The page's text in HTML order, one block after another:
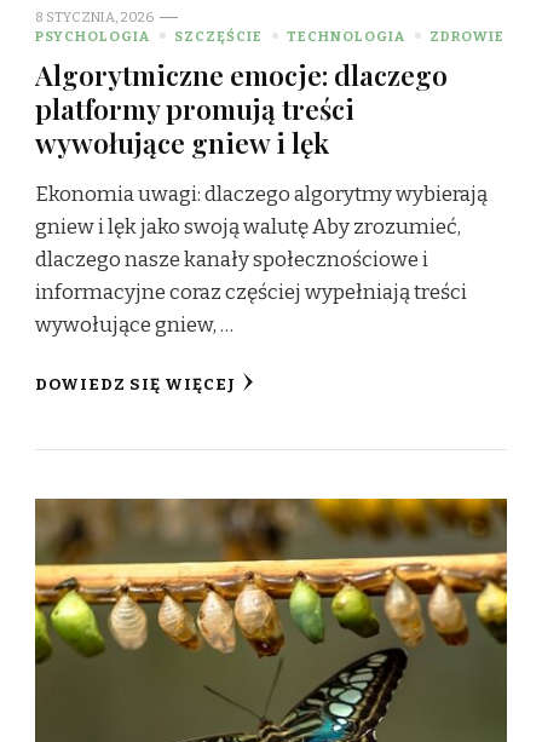
8 STYCZNIA, 2026
PSYCHOLOGIA
SZCZĘŚCIE TECHNOLOGIA ZDROWIE
Algorytmiczne emocje: dlaczego
platformy promują treści
wywołujące gniew i lęk
Ekonomia uwagi: dlaczego algorytmy wybierają
gniew i lęk jako swoją walutę Aby zrozumieć,
dlaczego nasze kanały społecznościowe i
informacyjne coraz częściej wypełniają treści
wywołujące gniew, …
DOWIEDZ SIĘ WIĘCEJ